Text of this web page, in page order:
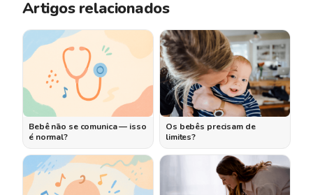
Artigos relacionados
Bebê não se comunica — isso
é normal?
Os bebês precisam de
limites?